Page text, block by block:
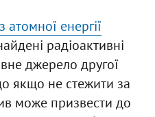
енергії
радіоактивні
джерело другої
якщо не стежити за
може призвести до